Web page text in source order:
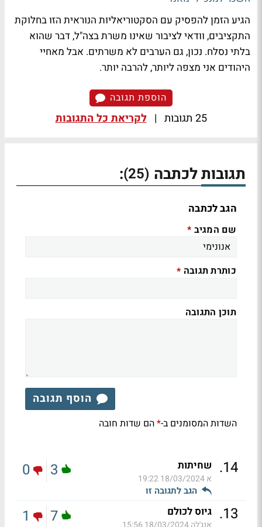
הגיע הזמן להפסיק עם הסקטוריאליות הנוראית הזו בחלוקת
התקציבים, וודאי לציבור שאינו משרת בצה"ל, דבר שהוא
בלתי נסלח. נכון, גם הערבים לא משרתים. אבל מאחיי
היהודים אני מצפה ליותר, להרבה יותר.
הוספת תגובה
25 תגובות | לקריאת כל התגובות
תגובות לכתבה (25)
:
הגב לכתבה
שם המגיב *
כותרת תגובה *
תוכן התגובה
הוסף תגובה
השדות המסומנים ב-*הם שדות חובה
14
. שחיתות
א18/03/2024 19:22
הגב לתגובה זו
3
0
13
. גיוס לכולם 7
1